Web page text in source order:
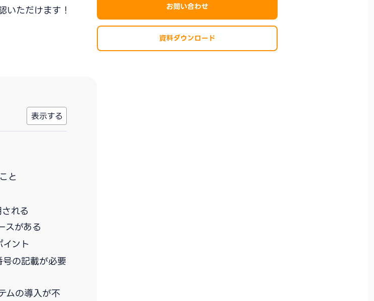
ただけます！
と
れる
スがある
ント
の記載が必要
ムの導入が不
お問い合わせ
資料ダウンロード